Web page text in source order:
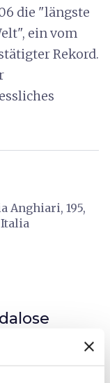
die "längste
ein vom
Rekord.
Anghiari, 195,